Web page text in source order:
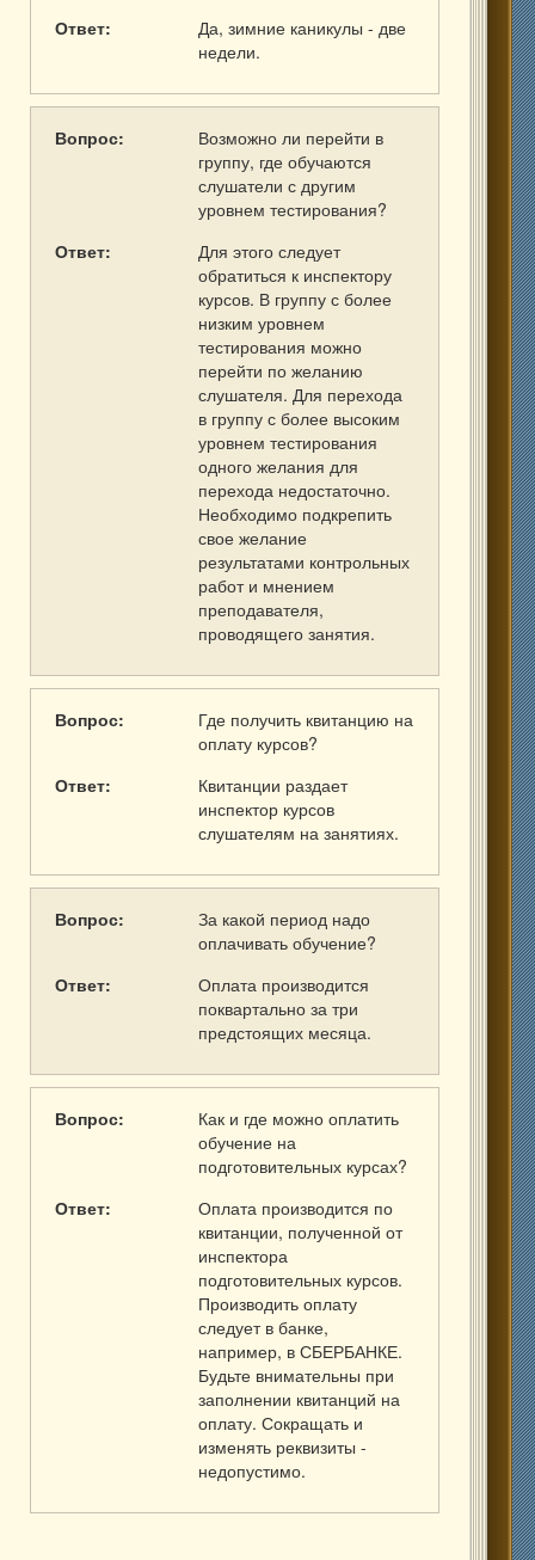
Ответ:
Да, зимние каникулы - две
недели.
Вопрос:
Возможно ли перейти в
группу, где обучаются
слушатели с другим
уровнем тестирования?
Ответ:
Для этого следует
обратиться к инспектору
курсов. В группу с более
низким уровнем
тестирования можно
перейти по желанию
слушателя. Для перехода
в группу с более высоким
уровнем тестирования
одного желания для
перехода недостаточно.
Необходимо подкрепить
свое желание
результатами контрольных
работ и мнением
преподавателя,
проводящего занятия.
Вопрос:
Где получить квитанцию на
оплату курсов?
Ответ:
Квитанции раздает
инспектор курсов
слушателям на занятиях.
Вопрос:
За какой период надо
оплачивать обучение?
Ответ:
Оплата производится
поквартально за три
предстоящих месяца.
Вопрос:
Как и где можно оплатить
обучение на
подготовительных курсах?
Ответ:
Оплата производится по
квитанции, полученной от
инспектора
подготовительных курсов.
Производить оплату
следует в банке,
например, в СБЕРБАНКЕ.
Будьте внимательны при
заполнении квитанций на
оплату. Сокращать и
изменять реквизиты -
недопустимо.